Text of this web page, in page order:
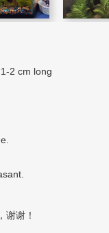
2 cm long
谢谢！